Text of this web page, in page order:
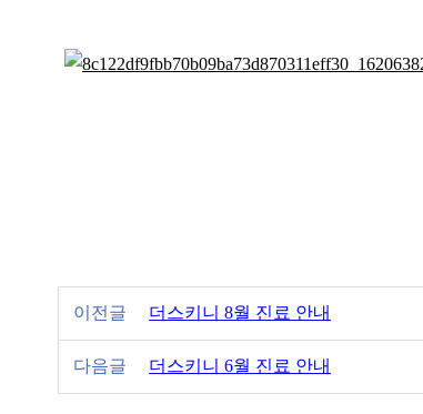
이전글 더스키니 8월 진료 안내
다음글 더스키니 6월 진료 안내